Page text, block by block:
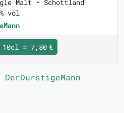
Malt • Schottland
vol
10cl = 7,80 €